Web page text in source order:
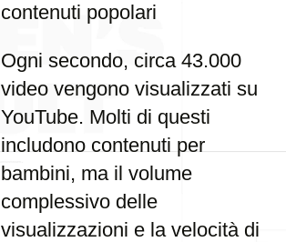
contenuti popolari
Ogni secondo, circa 43.000
video vengono visualizzati su
YouTube. Molti di questi
includono contenuti per
bambini, ma il volume
complessivo delle
visualizzazioni e la velocità di